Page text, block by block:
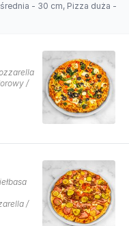
- 30 cm, Pizza duża -
/
/